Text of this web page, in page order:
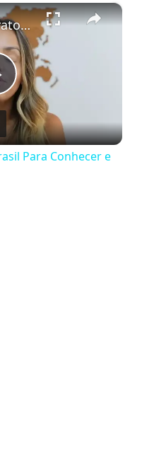
×
Video
5 Destinos Baratos no Brasil Para Conhecer e Amar! 🇧🇷✨
Para Conhecer e